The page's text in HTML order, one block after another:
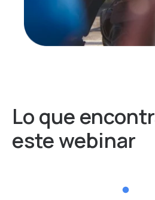
Lo que
este webinar